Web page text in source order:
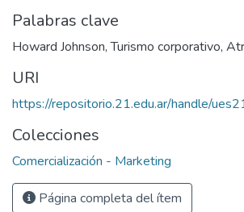
Palabras clave
Howard Johnson,Turismo corporativo,
URI
https://repositorio.21.edu.ar/handle/
Colecciones
Comercialización - Marketing
Página completa del ítem